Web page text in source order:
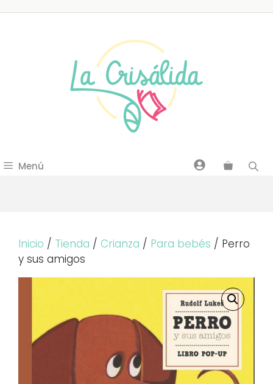
Menú
Inicio / Tienda / Crianza / Para bebés / Perro
y sus amigos